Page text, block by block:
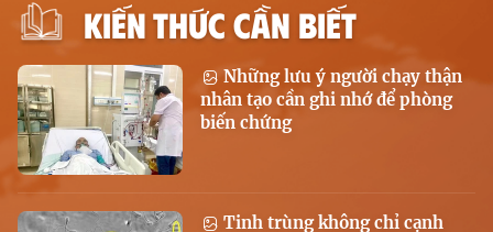
KIẾN THỨC CẦN BIẾT
Những lưu ý người chạy thận
nhân tạo cần ghi nhớ để phòng
biến chứng
Tinh trùng không chỉ cạnh